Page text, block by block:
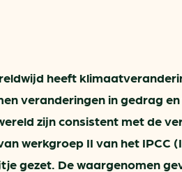
voor
heeft
veranderingen in gedrag
zijn consistent met de
werkgroep II van het IPCC
gezet. De waargenomen